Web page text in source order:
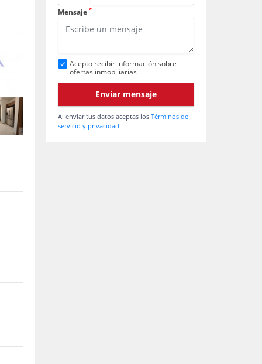
Mensaje *
Acepto recibir información sobre
ofertas inmobiliarias
Enviar mensaje
Al enviar tus datos aceptas los Términos de
servicio y privacidad